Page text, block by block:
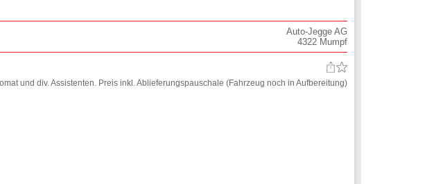
Auto-Jegge AG
4322 Mumpf
und div. Assistenten. Preis inkl. Ablieferungspauschale (Fahrzeug noch in Aufbereitung)